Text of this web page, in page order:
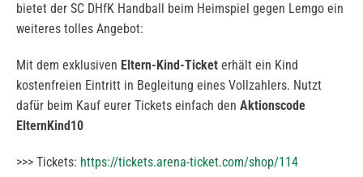
bietet der SC DHfK Handball beim Heimspiel gegen Lemgo ein
weiteres tolles Angebot:
Mit dem exklusiven Eltern-Kind-Ticket erhält ein Kind
kostenfreien Eintritt in Begleitung eines Vollzahlers. Nutzt
dafür beim Kauf eurer Tickets einfach den Aktionscode
ElternKind10
>>> Tickets: https://tickets.arena-ticket.com/shop/114